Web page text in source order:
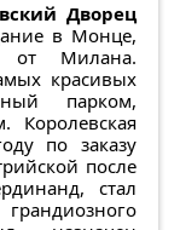
Дворец
в Монце,
от Милана.
красивых
парком,
Королевская
по заказу
после
стал